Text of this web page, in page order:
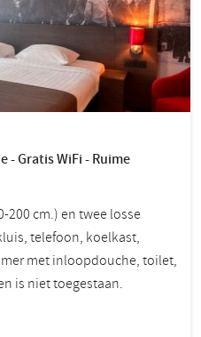
- Gratis WiFi - Ruime
200 cm.) en twee losse
telefoon, koelkast,
met inloopdouche, toilet,
is niet toegestaan.